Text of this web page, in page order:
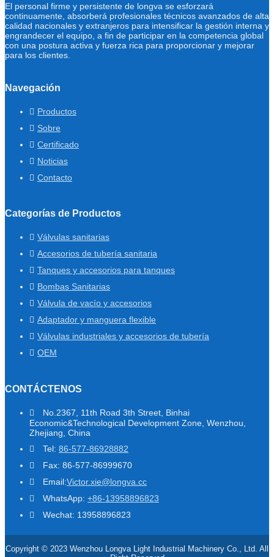
El personal firme y persistente de longva se esforzará
continuamente, absorberá profesionales técnicos avanzados de alta
calidad nacionales y extranjeros para intensificar la gestión interna y
engrandecer el equipo, a fin de participar en la competencia global
con una postura activa y fuerza rica para proporcionar y mejorar
para los clientes.
Navegación
Productos
Sobre
Certificado
Noticias
Contacto
Categorías de Productos
Válvulas sanitarias
Accesorios de tubería sanitaria
Tanques y accesorios para tanques
Bombas Sanitarias
Válvula de vacío y accesorios
Adaptador y manguera flexible
Válvulas industriales y accesorios de tubería
OEM
CONTÁCTENOS
No.2367, 11th Road 3th Street, Binhai
Economic&Technological Development Zone, Wenzhou,
Zhejiang, China
Tel: 86-577-86928882
Fax: 86-577-86999670
Email:Victor.xie@longva.cc
WhatsApp: +86-13958896823
Wechat: 13958896823
Copyright © 2023 Wenzhou Longva Light Industrial Machinery Co., Ltd. All